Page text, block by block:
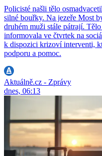
Policisté našli tělo
silné bouřky. Na jezeře Most
druhém muži stále pátrají.
informovala ve čtvrtek na
k dispozici krizoví interventi,
podporu a pomoc.
Aktuálně.cz - Zprávy
dnes, 06:13